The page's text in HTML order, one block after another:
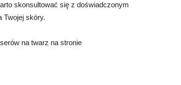
skonsultować się z doświadczonym
Twojej skóry.
na twarz na stronie